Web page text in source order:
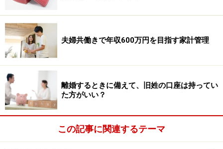
商品や投資行動を推奨するものではありません。
投資や資産運用に関する最終的なご判断はご自身の責任において
行ってください。
掲載情報の正確性・完全性については十分に配慮しております
が、その内容を保証するものではなく、これに基づく損失・損害
などについて当社は一切の責任を負いません。
最新の情報や詳細については、必ず各金融機関やサービス提供者
の公式情報をご確認ください。
【編集部からのお知らせ】
・「家計」について、 アンケート（2026/8/31まで）
中です！
※謝礼付きの限定アンケートやモニター企画に参加が可能に
なります
夫婦共働きで年収600万円を目指す家計管理
離婚するときに備えて、旧姓の口座は持ってい
た方がいい？
この記事に関連するテーマ